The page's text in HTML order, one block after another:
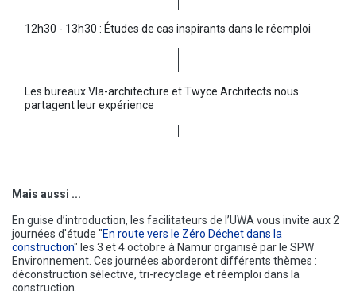
12h30 - 13h30 : Études de cas inspirants dans le réemploi
Les bureaux Vla-architecture et Twyce Architects nous
partagent leur expérience
Mais aussi ...
En guise d’introduction, les facilitateurs de l’UWA vous invite aux 2
journées d'étude "En route vers le Zéro Déchet dans la
construction" les 3 et 4 octobre à Namur organisé par le SPW
Environnement. Ces journées aborderont différents thèmes :
déconstruction sélective, tri-recyclage et réemploi dans la
construction.